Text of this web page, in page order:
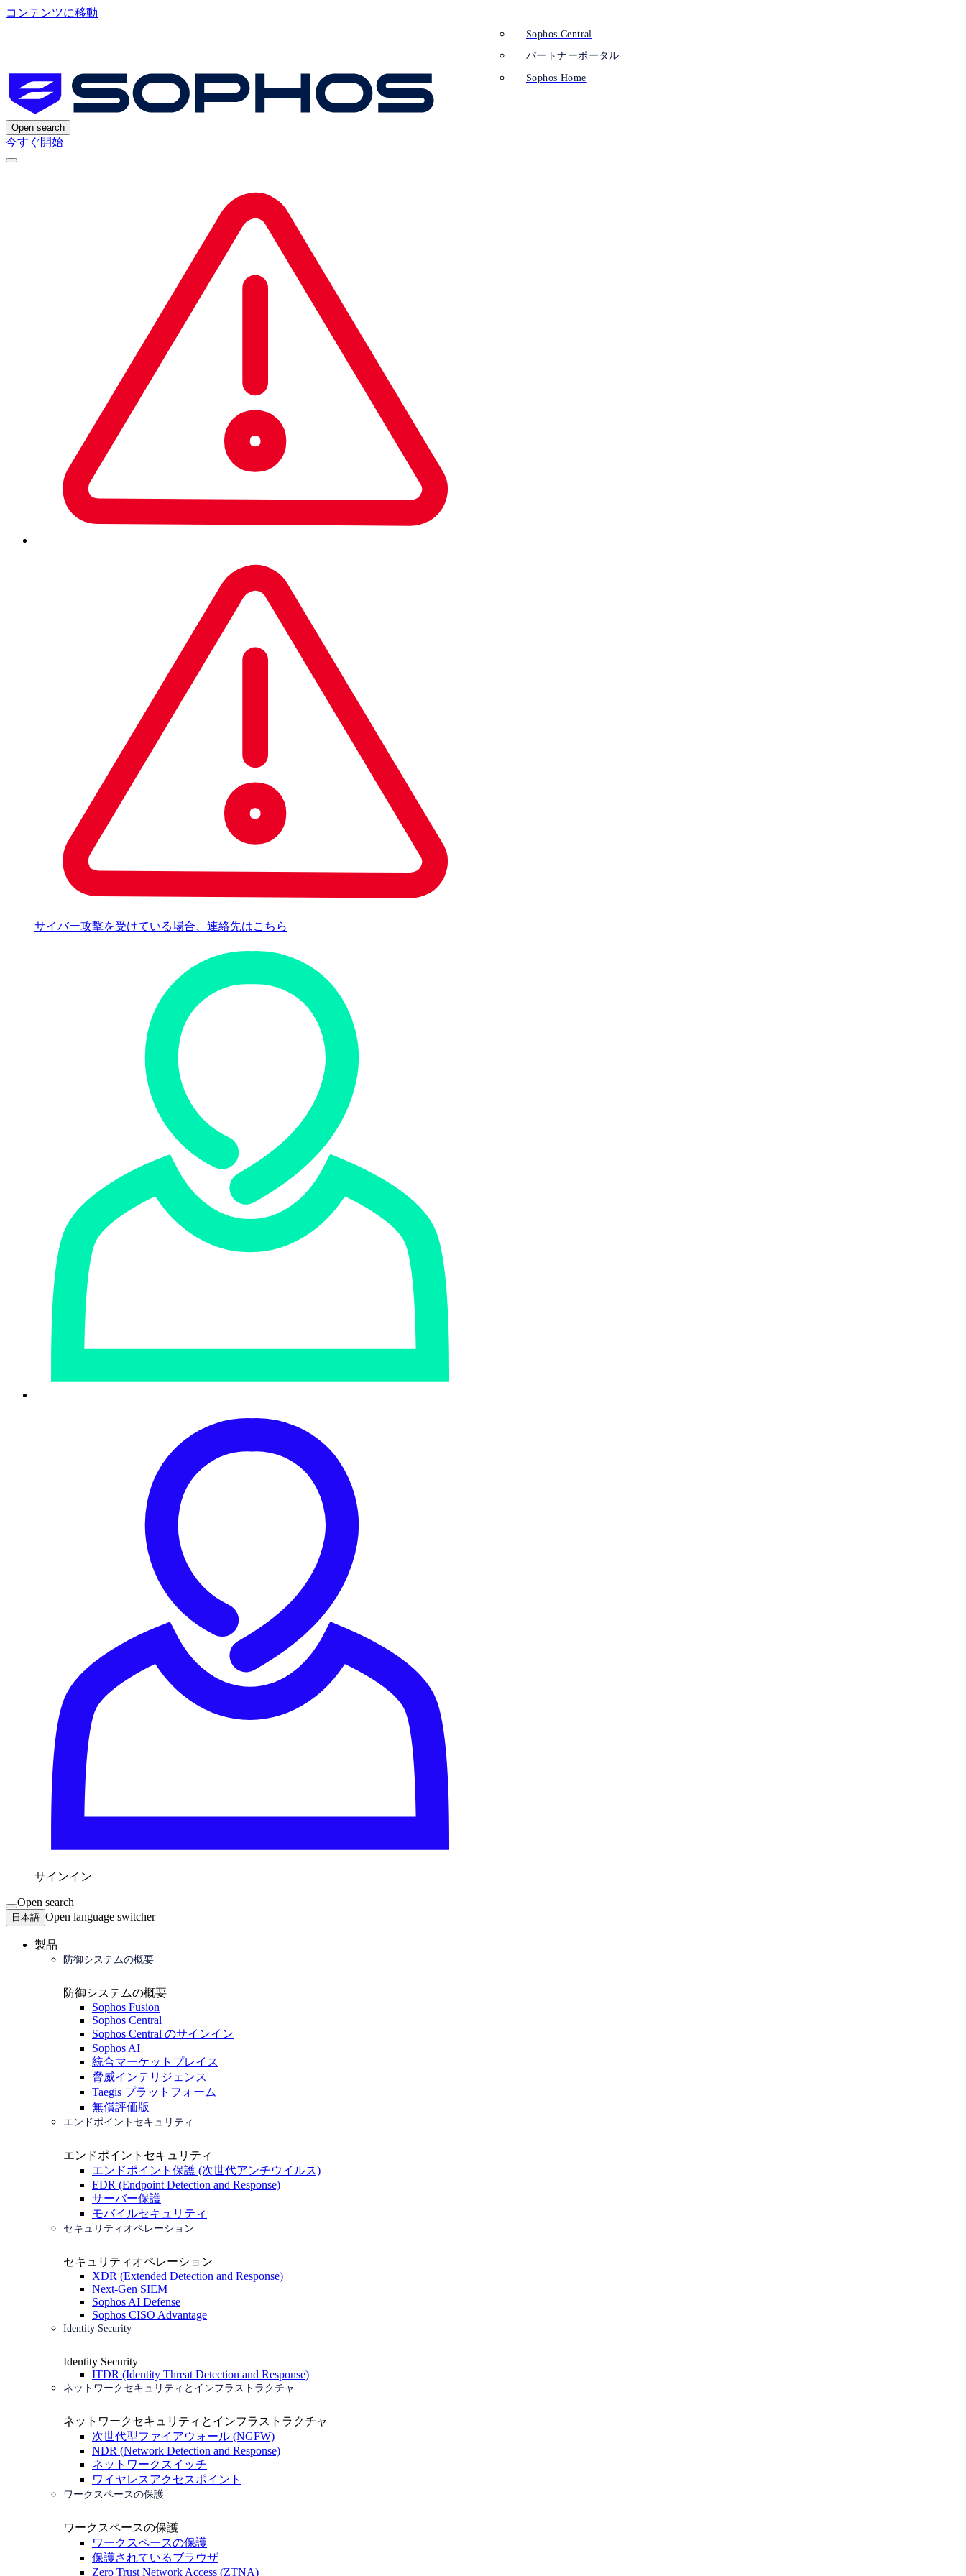
コンテンツに移動
Open search
今すぐ開始
サイバー攻撃を受けている場合、連絡先はこちら
サインイン
Sophos Central
パートナーポータル
Sophos Home
Open search
日本語 Open language switcher
製品
防御システムの概要
防御システムの概要
Sophos Fusion
Sophos Central
Sophos Central のサインイン
Sophos AI
統合マーケットプレイス
脅威インテリジェンス
Taegis プラットフォーム
無償評価版
エンドポイントセキュリティ
エンドポイントセキュリティ
エンドポイント保護 (次世代アンチウイルス)
EDR (Endpoint Detection and Response)
サーバー保護
モバイルセキュリティ
セキュリティオペレーション
セキュリティオペレーション
XDR (Extended Detection and Response)
Next-Gen SIEM
Sophos AI Defense
Sophos CISO Advantage
Identity Security
Identity Security
ITDR (Identity Threat Detection and Response)
ネットワークセキュリティとインフラストラクチャ
ネットワークセキュリティとインフラストラクチャ
次世代型ファイアウォール (NGFW)
NDR (Network Detection and Response)
ネットワークスイッチ
ワイヤレスアクセスポイント
ワークスペースの保護
ワークスペースの保護
ワークスペースの保護
保護されているブラウザ
Zero Trust Network Access (ZTNA)